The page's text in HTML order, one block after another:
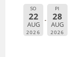
SO
22
AUG
2026
PI
28
AUG
2026